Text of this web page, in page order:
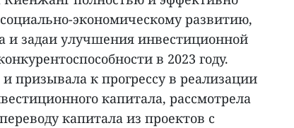
экономическому развитию,
и задаи улучшения инвестиционной
в 2023 году.
призывала к прогрессу в реализации
капитала, рассмотрела
капитала из проектов с